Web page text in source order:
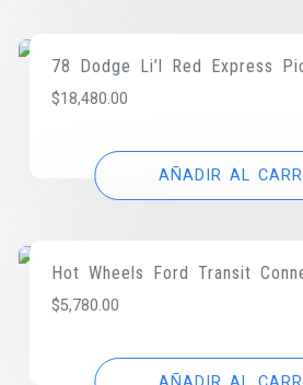
78 Dodge Li’l Red Express
$18,480.00
AÑADIR AL
Hot Wheels Ford Transit
$5,780.00